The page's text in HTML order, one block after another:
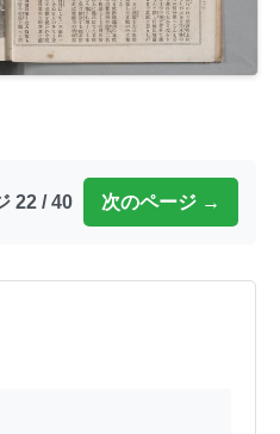
22 / 40 次のページ →